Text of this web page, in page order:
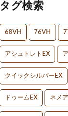
タグ検索
68VH 76VH
アシュトレトEX
クイックシルバーEX
ドゥームEX ネメ